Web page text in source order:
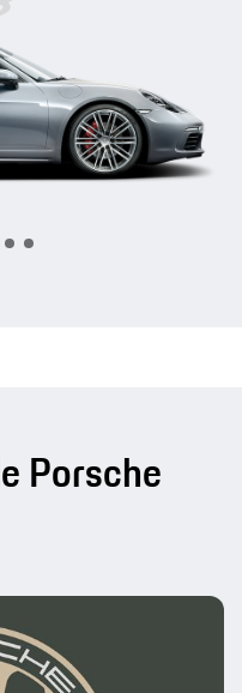
Porsche